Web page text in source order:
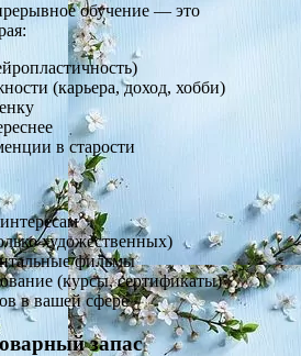
обучение — это
(карьера, доход, хобби)
в старости
художественных)
фильмы
(курсы, сертификаты)
в вашей сфере
запас